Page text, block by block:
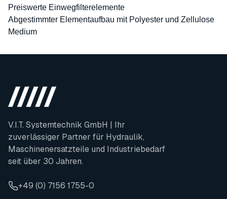
Preiswerte Einwegfilterelemente
Abgestimmter Elementaufbau mit Polyester und Zellulose
Medium
V.I.T. Systemtechnik GmbH | Ihr
zuverlässiger Partner für Hydraulik,
Maschinenersatzteile und Industriebedarf
seit über 30 Jahren.
+49 (0) 7156 1755-0